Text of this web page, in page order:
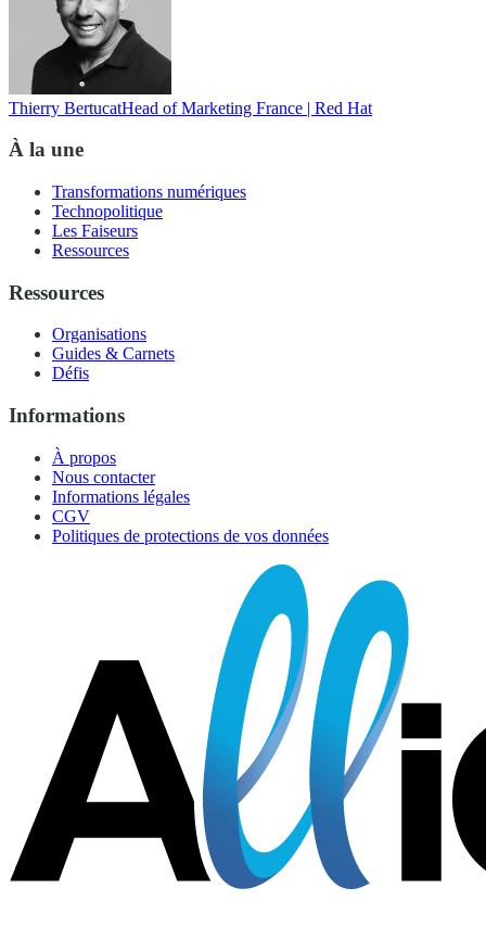
Thierry BertucatHead of Marketing France | Red Hat
À la une
Transformations numériques
Technopolitique
Les Faiseurs
Ressources
Ressources
Organisations
Guides & Carnets
Défis
Informations
À propos
Nous contacter
Informations légales
CGV
Politiques de protections de vos données